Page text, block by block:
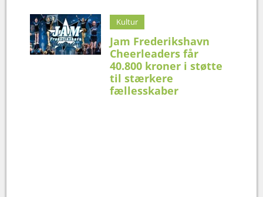
Kultur
Jam Frederikshavn
Cheerleaders får
40.800 kroner i støtte
til stærkere
fællesskaber